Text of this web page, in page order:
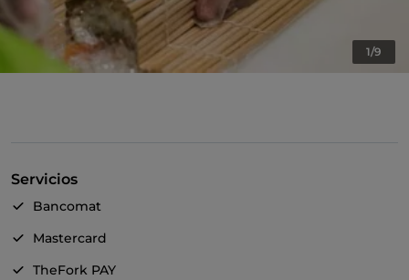
1/9
Servicios
Bancomat
Mastercard
TheFork PAY